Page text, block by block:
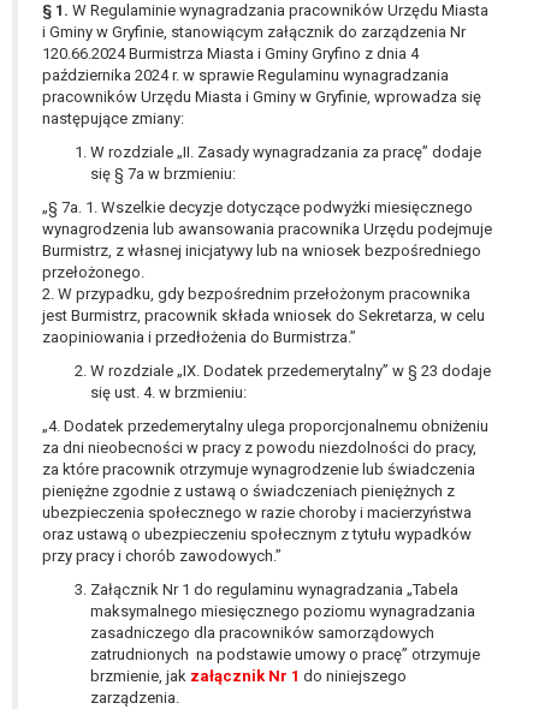
§ 1. W Regulaminie wynagradzania pracowników Urzędu Miasta
i Gminy w Gryfinie, stanowiącym załącznik do zarządzenia Nr
120.66.2024 Burmistrza Miasta i Gminy Gryfino z dnia 4
października 2024 r. w sprawie Regulaminu wynagradzania
pracowników Urzędu Miasta i Gminy w Gryfinie, wprowadza się
następujące zmiany:
W rozdziale „II. Zasady wynagradzania za pracę” dodaje
się § 7a w brzmieniu:
„§ 7a. 1. Wszelkie decyzje dotyczące podwyżki miesięcznego
wynagrodzenia lub awansowania pracownika Urzędu podejmuje
Burmistrz, z własnej inicjatywy lub na wniosek bezpośredniego
przełożonego.
2. W przypadku, gdy bezpośrednim przełożonym pracownika
jest Burmistrz, pracownik składa wniosek do Sekretarza, w celu
zaopiniowania i przedłożenia do Burmistrza.”
W rozdziale „IX. Dodatek przedemerytalny” w § 23 dodaje
się ust. 4. w brzmieniu:
„4. Dodatek przedemerytalny ulega proporcjonalnemu obniżeniu
za dni nieobecności w pracy z powodu niezdolności do pracy,
za które pracownik otrzymuje wynagrodzenie lub świadczenia
pieniężne zgodnie z ustawą o świadczeniach pieniężnych z
ubezpieczenia społecznego w razie choroby i macierzyństwa
oraz ustawą o ubezpieczeniu społecznym z tytułu wypadków
przy pracy i chorób zawodowych.”
Załącznik Nr 1 do regulaminu wynagradzania „Tabela
maksymalnego miesięcznego poziomu wynagradzania
zasadniczego dla pracowników samorządowych
zatrudnionych na podstawie umowy o pracę” otrzymuje
brzmienie, jak załącznik Nr 1 do niniejszego
zarządzenia.
przetwarzać tych danych osobowych, chyba
że wykaże on istnienie ważnych prawnie
uzasadnionych podstaw do przetwarzania,
nadrzędnych wobec interesów, praw i
wolności osoby, której dane dotyczą, lub
podstaw do ustalenia, dochodzenia lub
obrony roszczeń.
W przypadku gdy przetwarzanie danych
osobowych odbywa się na podstawie zgody osoby
na przetwarzanie danych osobowych (art. 6 ust. 1
lit a RODO), przysługuje Pani/Panu prawo do
cofnięcia tej zgody w dowolnym momencie.
Cofnięcie to nie ma wpływu na zgodność
przetwarzania, którego dokonano na podstawie
zgody przed jej cofnięciem.
Przysługuje Pani/Panu prawo wniesienia skargi do
organu nadzorczego na niezgodne z prawem
przetwarzanie Pani/Pana danych osobowych
przez administratora.
Organem właściwym do wniesienia skargi jest
Prezes Urzędu Ochrony Danych Osobowych.
W zależności od sfery, w której przetwarzane są
dane osobowe, podanie danych osobowych jest
dobrowolne albo jest wymogiem ustawowym lub
umownym.